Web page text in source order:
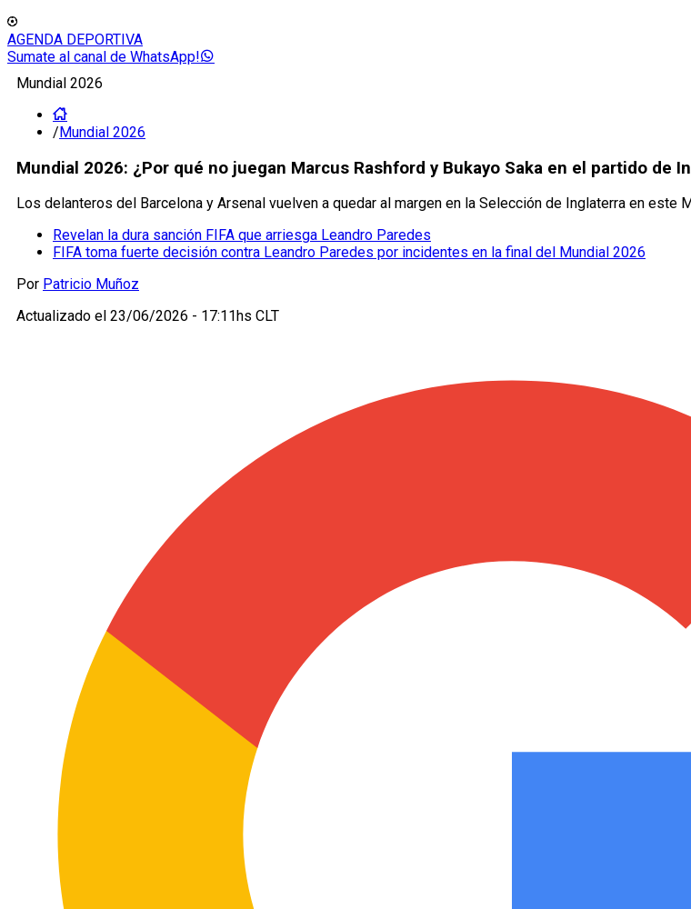
AGENDA DEPORTIVA
Sumate al canal de WhatsApp!
Mundial 2026
/Mundial 2026
Mundial 2026: ¿Por qué no juegan Marcus Rashford y Bukayo Saka en el partido de
Los delanteros del Barcelona y Arsenal vuelven a quedar al margen en la Selección de Inglaterra en este
Revelan la dura sanción FIFA que arriesga Leandro Paredes
FIFA toma fuerte decisión contra Leandro Paredes por incidentes en la final del Mundial 2026
Por Patricio Muñoz
Actualizado el 23/06/2026 - 17:11hs CLT